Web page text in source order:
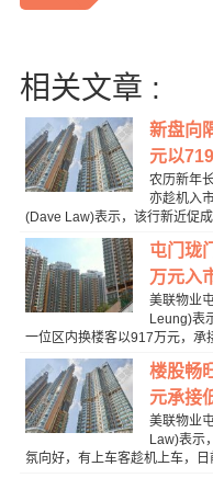
相关文章 :
新盘向
元以
农历新年
亦趁机入
(Dave Law)表示，该行新近促
屯门珑
万元入
美联物业
Leung)表
一位区内换楼客以917万元，承
楼股畅
元承接
美联物业
Law)表示
氛向好，有上车客趁机上车，日